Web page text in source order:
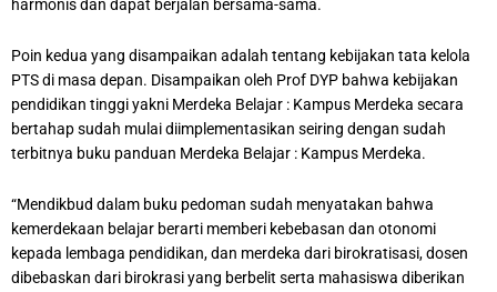
harmonis dan dapat berjalan bersama-sama.
Poin kedua yang disampaikan adalah tentang kebijakan tata kelola
PTS di masa depan. Disampaikan oleh Prof DYP bahwa kebijakan
pendidikan tinggi yakni Merdeka Belajar : Kampus Merdeka secara
bertahap sudah mulai diimplementasikan seiring dengan sudah
terbitnya buku panduan Merdeka Belajar : Kampus Merdeka.
“Mendikbud dalam buku pedoman sudah menyatakan bahwa
kemerdekaan belajar berarti memberi kebebasan dan otonomi
kepada lembaga pendidikan, dan merdeka dari birokratisasi, dosen
dibebaskan dari birokrasi yang berbelit serta mahasiswa diberikan